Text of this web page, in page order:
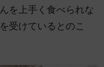
を上手く食べられな
受けているとのこ